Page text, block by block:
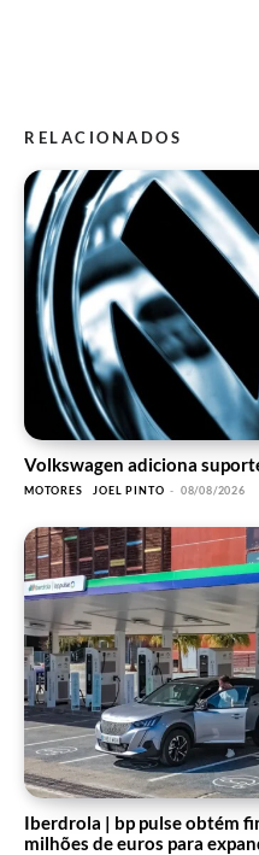
RELACIONADOS
Volkswagen adiciona
MOTORES JOEL PINTO - 08/08/2026
Iberdrola | bp pulse obtém
milhões de euros para